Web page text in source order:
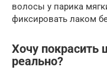
волосы у парика
фиксировать лаком
Хочу
реально?